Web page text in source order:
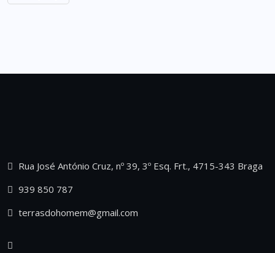
Rua José António Cruz, nº 39, 3º Esq. Frt., 4715-343 Braga
939 850 787
terrasdohomem@gmail.com